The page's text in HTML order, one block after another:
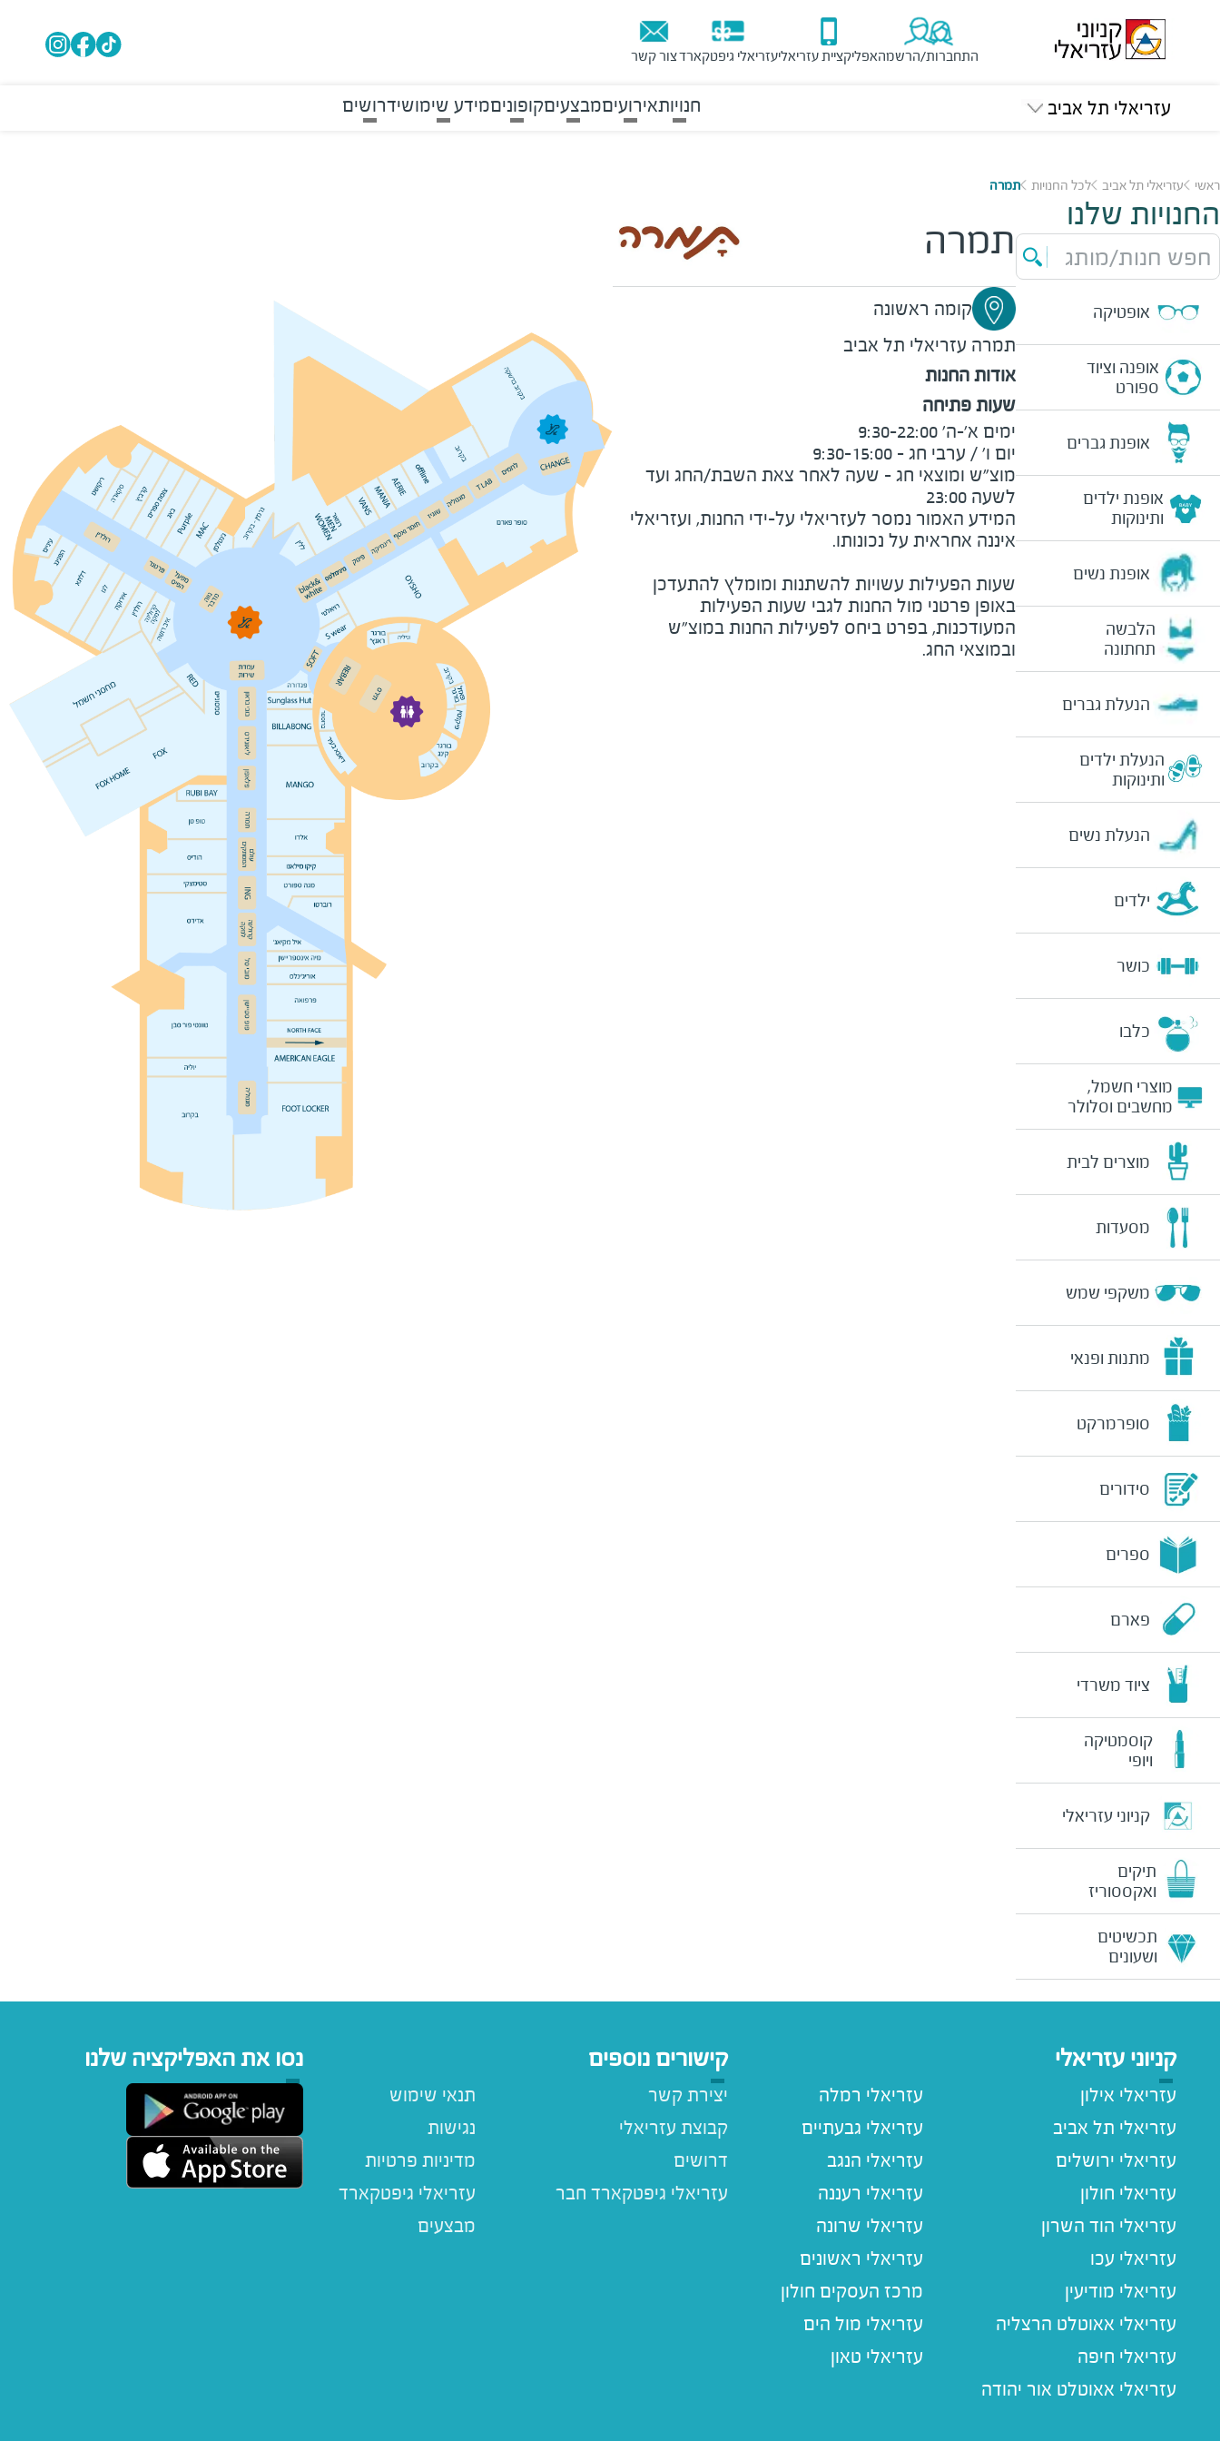
התחברות/הרשמהאפליקציית עזריאליעזריאלי גיפטקארדצור קשר
עזריאלי תל אביב חנויותאירועיםמבצעיםקופוניםמידע שימושידרושים
ראשי עזריאלי תל אביב לכל החנויות תמרה
החנויות שלנו
חפש חנות/מותג
אופטיקה
אופנה וציוד
ספורט
אופנת גברים
אופנת ילדים
ותינוקות
אופנת נשים
הלבשה
תחתונה
הנעלת גברים
הנעלת ילדים
ותינוקות
הנעלת נשים
ילדים
כושר
כלבו
מוצרי חשמל,
מחשבים וסלולר
מוצרים לבית
מסעדות
משקפי שמש
מתנות ופנאי
סופרמרקט
סידורים
ספרים
פארם
ציוד משרדי
קוסמטיקה
ויופי
קניוני עזריאלי
תיקים
ואקססוריז
תכשיטים
ושעונים
תמרה
קומה ראשונה
תמרה עזריאלי תל אביב
אודות החנות
שעות פתיחה
לשעה 23:00
המידע האמור נמסר לעזריאלי על-ידי החנות, ועזריאלי
שעות הפעילות עשויות להשתנות ומומלץ להתעדכן
באופן פרטני מול החנות לגבי שעות הפעילות
המעודכנות, בפרט ביחס לפעילות החנות במוצ"ש
ובמוצאי החג.
קניוני עזריאלי
עזריאלי אילון
עזריאלי תל אביב
עזריאלי ירושלים
עזריאלי חולון
עזריאלי הוד השרון
עזריאלי עכו
עזריאלי מודיעין
עזריאלי אאוטלט הרצליה
עזריאלי חיפה
עזריאלי אאוטלט אור יהודה
עזריאלי רמלה
עזריאלי גבעתיים
עזריאלי הנגב
עזריאלי רעננה
עזריאלי שרונה
עזריאלי ראשונים
מרכז העסקים חולון
עזריאלי מול הים
עזריאלי טאון
קישורים נוספים
תנאי שימוש
נגישות
מדיניות פרטיות
עזריאלי גיפטקארד
מבצעים
יצירת קשר
קבוצת עזריאלי
דרושים
נסו את האפליקציה שלנו